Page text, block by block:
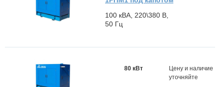
100 кВА, 220\380 В,
50 Гц
Цену и наличие
уточняйте
80 кВт